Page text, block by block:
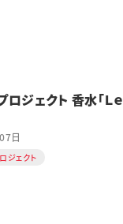
ジェクト 香水「Ｌｅ
日
ジェクト